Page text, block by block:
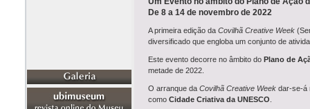
De 8 a 14 de novembro de 2022
A primeira edição da Covilhã Creative Week
diversificado que engloba um conjunto de
Este evento decorre no âmbito do Plano de
metade de 2022.
O arranque da Covilhã Creative Week dar-se-á
como Cidade Criativa da UNESCO